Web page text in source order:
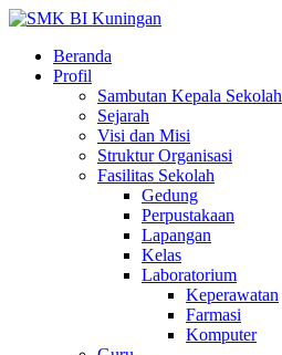
Beranda
Profil
Sambutan Kepala Sekolah
Sejarah
Visi dan Misi
Struktur Organisasi
Fasilitas Sekolah
Gedung
Perpustakaan
Lapangan
Kelas
Laboratorium
Keperawatan
Farmasi
Komputer